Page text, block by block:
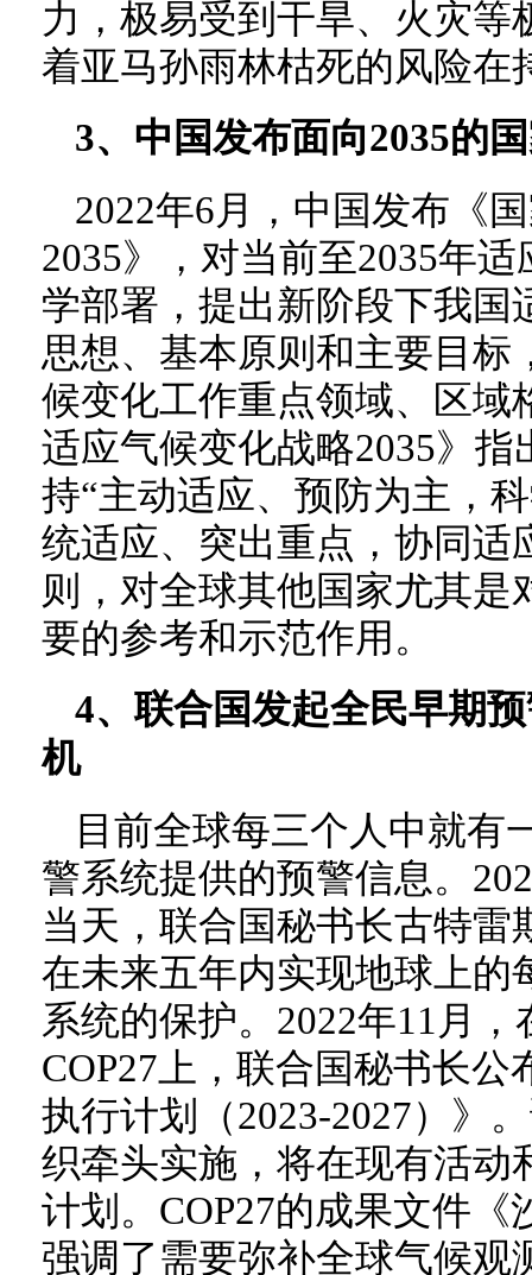
力，极易受到干旱、火灾等
着亚马孙雨林枯死的风险在
3、中国发布面向2035的
2022年6月，中国发布《
2035》，对当前至2035年
学部署，提出新阶段下我国
思想、基本原则和主要目标
候变化工作重点领域、区域
适应气候变化战略2035》
持“主动适应、预防为主，
统适应、突出重点，协同适
则，对全球其他国家尤其
要的参考和示范作用。
4、联合国发起全民早期
机
目前全球每三个人中就有
警系统提供的预警信息。
当天，联合国秘书长古特雷
在未来五年内实现地球上的
系统的保护。2022年11月
COP27上，联合国秘书长
执行计划（2023-2027）》
织牵头实施，将在现有活动
计划。COP27的成果文件
强调了需要弥补全球气候观